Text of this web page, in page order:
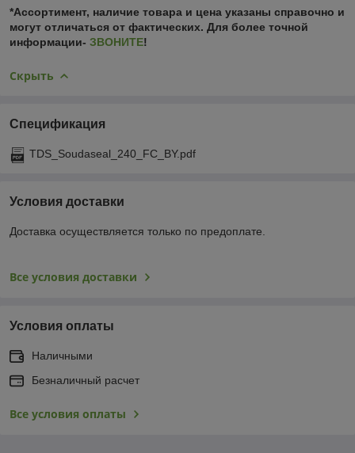
*Ассортимент, наличие товара и цена указаны справочно и
могут отличаться от фактических. Для более точной
информации- ЗВОНИТЕ!
Скрыть
Спецификация
TDS_Soudaseal_240_FC_BY.pdf
Условия доставки
Доставка осуществляется только по предоплате.
Все условия доставки
Условия оплаты
Наличными
Безналичный расчет
Все условия оплаты